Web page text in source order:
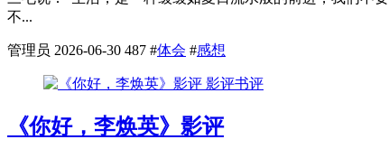
不...
管理员 2026-06-30 487 #体会 #感想
影评书评
《你好，李焕英》影评